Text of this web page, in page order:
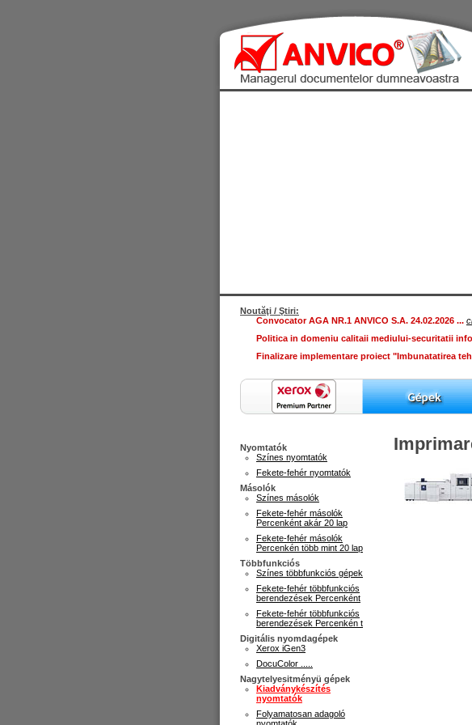
Noutăţi / Ştiri:
Convocator AGA NR.1 ANVICO S.A. 24.02.2026 ...
Politica in domeniu calitaii mediului-securitatii
Finalizare implementare proiect "Imbunatatirea
Nyomtatók
Színes nyomtatók
Fekete-fehér nyomtatók
Másolók
Színes másolók
Fekete-fehér másolók
Percenként akár 20 lap
Fekete-fehér másolók
Percenkén több mint 20 lap
Többfunkciós
Színes többfunkciós gépek
Fekete-fehér többfunkciós
berendezések Percenként
Fekete-fehér többfunkciós
berendezések Percenkén t
Digitális nyomdagépek
Xerox iGen3
DocuColor .....
Nagytelyesitményü gépek
Kiadványkészítés
nyomtatók
Folyamatosan adagoló